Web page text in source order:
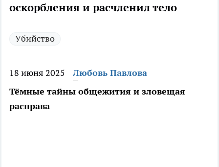
оскорбления и расчленил тело
Убийство
18 июня 2025
Любовь Павлова
Тёмные тайны общежития и зловещая
расправа